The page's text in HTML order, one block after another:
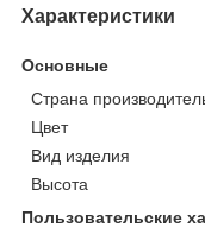
Характеристики
Основные
Страна
Цвет
Вид изделия
Высота
Пользовательские